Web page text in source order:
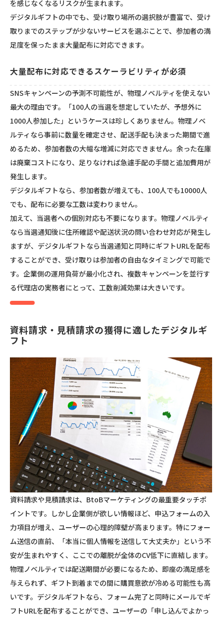
を感じなくなるリスクが生まれます。
デジタルギフトの中でも、受け取り場所の選択肢が豊富で、受け
取りまでのステップが少ないサービスを選ぶことで、参加者の満
足度を保ったまま大量配布に対応できます。
大量配布に対応できるスケーラビリティが必須
SNSキャンペーンの予測不可能性が、物理ノベルティを使えない
最大の理由です。「100人の当選を想定していたが、予想外に
1000人参加した」というケースは珍しくありません。物理ノベ
ルティなら事前に数量を確定させ、配送手配も決まった期間で進
めるため、参加者数の大幅な増減に対応できません。余った在庫
は廃棄コストになり、足りなければ急遽手配の手間と追加費用が
発生します。
デジタルギフトなら、参加者数が増えても、100人でも10000人
でも、配布に必要な工数は変わりません。
加えて、当選者への個別対応も不要になります。物理ノベルティ
なら当選通知後に住所確認や配送状況の問い合わせ対応が発生し
ますが、デジタルギフトなら当選通知と同時にギフトURLを配布
することができ、受け取りは参加者の自由なタイミングで可能で
す。企業側の運用負荷が最小化され、複数キャンペーンを並行す
る代理店の実務者にとって、工数削減効果は大きいです。
資料請求・見積請求の獲得に適したデジタルギ
フト
資料請求や見積請求は、BtoBマーケティングの最重要タッチポ
イントです。しかし企業側が欲しい情報ほど、申込フォームの入
力項目が増え、ユーザーの心理的障壁が高まります。特にフォー
ム送信の直前、「本当に個人情報を送信して大丈夫か」という不
安が生まれやすく、ここでの離脱が全体のCV低下に直結します。
物理ノベルティでは配送期間が必要になるため、即座の満足感を
与えられず、ギフト到着までの間に購買意欲が冷める可能性も高
いです。デジタルギフトなら、フォーム完了と同時にメールでギ
フトURLを配布することができ、ユーザーの「申し込んでよかっ